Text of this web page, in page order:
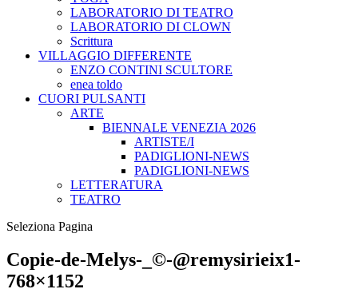
LABORATORIO DI TEATRO
LABORATORIO DI CLOWN
Scrittura
VILLAGGIO DIFFERENTE
ENZO CONTINI SCULTORE
enea toldo
CUORI PULSANTI
ARTE
BIENNALE VENEZIA 2026
ARTISTE/I
PADIGLIONI-NEWS
PADIGLIONI-NEWS
LETTERATURA
TEATRO
Seleziona Pagina
Copie-de-Melys-_©-@remysirieix1-
768×1152